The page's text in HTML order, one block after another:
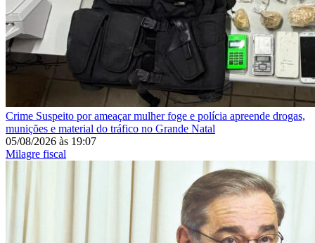
Crime Suspeito por ameaçar mulher foge e polícia apreende drogas,
munições e material do tráfico no Grande Natal
05/08/2026 às 19:07
Milagre fiscal